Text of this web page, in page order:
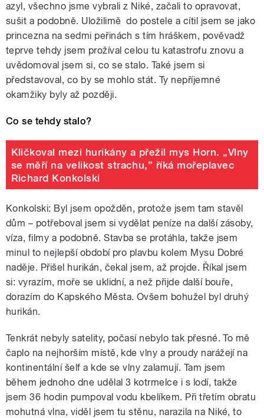
azyl, všechno jsme vybrali z Niké, začali to opravovat,
sušit a podobně. Uložilimě do postele a cítil jsem se jako
princezna na sedmi peřinách s tím hráškem, pověvadž
teprve tehdy jsem prožíval celou tu katastrofu znovu a
uvědomoval jsem si, co se stalo. Také jsem si
představoval, co by se mohlo stát. Ty nepříjemné
okamžiky byly až později.
Co se tehdy stalo?
Kličkoval mezi hurikány a přežil mys Horn. „Vlny
se měří na velikost strachu,” říká mořeplavec
Richard Konkolski
Konkolski: Byl jsem opožděn, protože jsem tam stavěl
dům – potřeboval jsem si vydělat peníze na další zásoby,
víza, filmy a podobně. Stavba se protáhla, takže jsem
minul to nejlepší období pro plavbu kolem Mysu Dobré
naděje. Přišel hurikán, čekal jsem, až projde. Říkal jsem
si: vyrazím, moře se uklidní, a než přijde další bouře,
dorazím do Kapského Města. Ovšem bohužel byl druhý
hurikán.
Tenkrát nebyly satelity, počasí nebylo tak přesné. To mě
čaplo na nejhorším místě, kde vlny a proudy narážejí na
kontinentální šelf a kde se vlny zalamují. Tam jsem
během jednoho dne udělal 3 kotrmelce i s lodí, takže
jsem 36 hodin pumpoval vodu kbelíkem. Při třetím obratu
mohutná vlna, viděl jsem tu stěnu, narazila na Niké, to